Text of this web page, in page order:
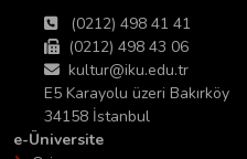
(0212) 498 41 41
(0212) 498 43 06
kultur@iku.edu.tr
E5 Karayolu üzeri Bakırköy
34158 İstanbul
e-Üniversite